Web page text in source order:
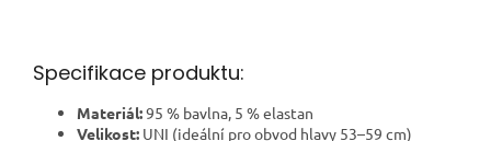
Specifikace produktu:
Materiál:95 % bavlna, 5 % elastan
Velikost: UNI (ideální pro obvod hlavy 53–59 cm)